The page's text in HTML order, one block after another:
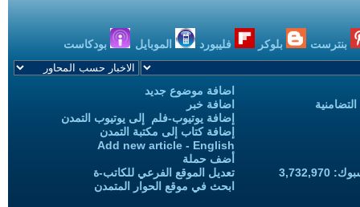
بنترست بلوكر فليبورد الموبايل بودكاست
اضافة موضوع جديد
اضافة خبر
إضافة يوتيوب-فلم إلى يوتيوب التمدن
إضافة كتاب إلى مكتبة التمدن
Add new article - English
أضف حملة
تعديل الموقع الفرعي للكاتب-ة
ابحث في موقع الحوار المتمدن